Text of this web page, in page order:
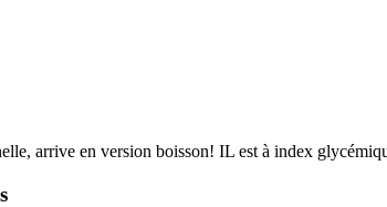
arrive en version boisson! IL est à index